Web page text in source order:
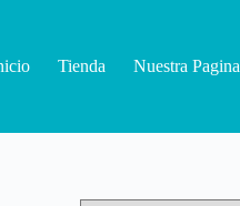
Tienda Nuestra Pagina